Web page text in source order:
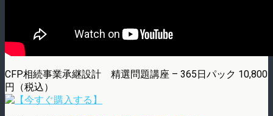
CFP相続事業承継設計 精選問題講座 – 365日パック 10,800
円（税込）